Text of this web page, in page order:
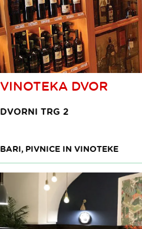
VINOTEKA DVOR
DVORNI TRG 2
BARI, PIVNICE IN VINOTEKE